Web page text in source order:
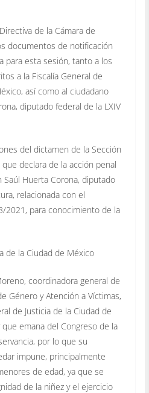
de la Cámara de
documentos de notificación
para esta sesión, tanto a los
a la Fiscalía General de
así como al ciudadano
diputado federal de la LXIV
del dictamen de la Sección
declara de la acción penal
Huerta Corona, diputado
relacionada con el
2021, para conocimiento de la
de la Ciudad de México
coordinadora general de
Género y Atención a Víctimas,
de Justicia de la Ciudad de
emana del Congreso de la
por lo que su
impune, principalmente
de edad, ya que se
de la niñez y el ejercicio